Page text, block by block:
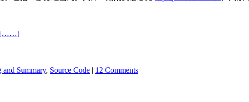
and Summary, Source Code | 12 Comments